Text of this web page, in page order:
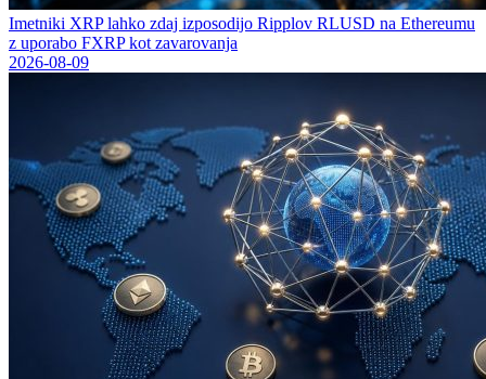
Imetniki XRP lahko zdaj izposodijo Ripplov RLUSD na Ethereumu
z uporabo FXRP kot zavarovanja
2026-08-09